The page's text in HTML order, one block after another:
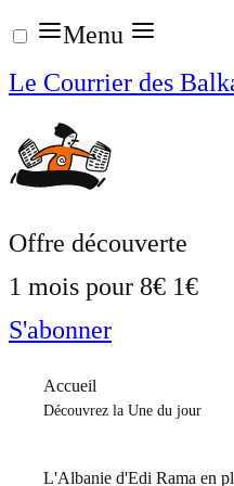
Aller
au
contenu
Menu
Le Courrier des
Offre découverte
1 mois pour 8€ 1€
S'abonner
Accueil
Découvrez la Une du jour
L'Albanie d'Edi Rama en